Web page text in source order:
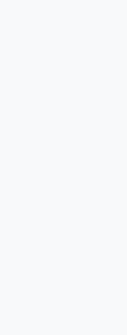
2,200万人以上
ミュニティ構築
るため、最もク
このプラットフ
取りからブロッ